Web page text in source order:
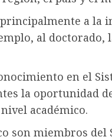
a la
al doctorado,
en el
la oportunidad
académico.
son miembros del